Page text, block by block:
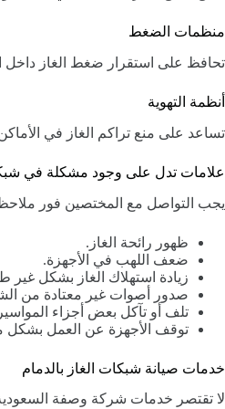
منظمات الضغط
تحافظ على استقرار ضغط الغاز داخل
أنظمة التهوية
تساعد على منع تراكم الغاز في
علامات تدل على وجود مشكلة في
يجب التواصل مع المختصين فور
ظهور رائحة الغاز.
ضعف اللهب في الأجهزة.
زيادة استهلاك الغاز بشكل غير
صدور أصوات غير معتادة من
تلف أو تآكل بعض أجزاء
توقف الأجهزة عن العمل بشكل
خدمات صيانة شبكات الغاز بالدمام
لا تقتصر خدمات شركة وصفة